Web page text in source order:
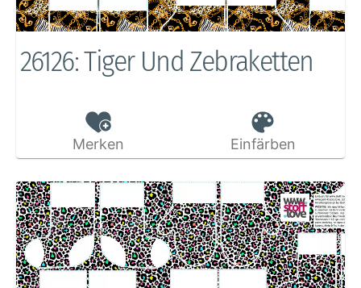
26126: Tiger Und Zebraketten
Merken Einfärben